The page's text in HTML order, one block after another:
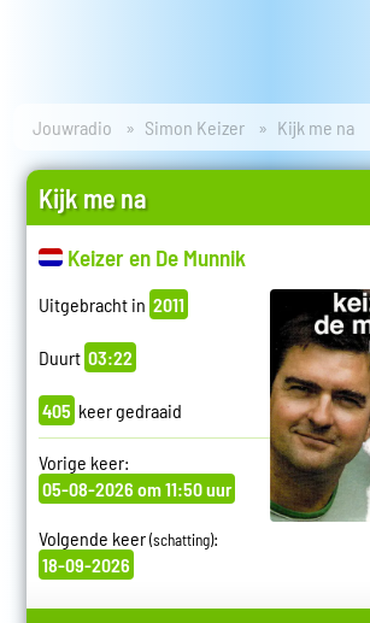
Jouwradio Simon Keizer Kijk me na
Kijk me na
Keizer en De Munnik
Uitgebracht in 2011
Duurt 03:22
405 keer gedraaid
Vorige keer:
05-08-2026 om 11:50 uur
Volgende keer(schatting):
18-09-2026